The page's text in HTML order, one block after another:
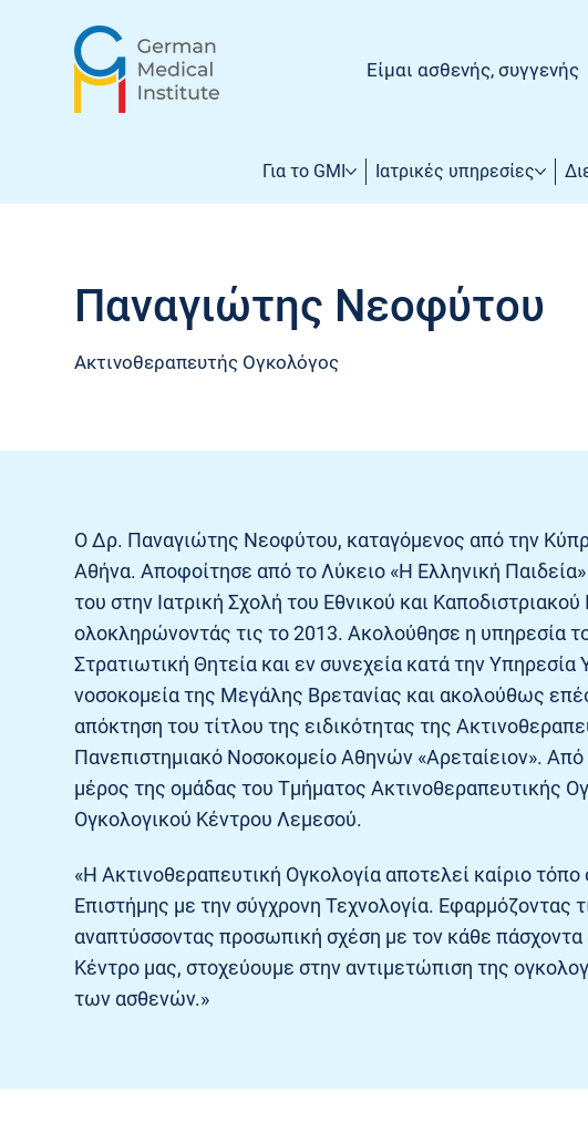
Είμαι ασθενής, συγγενής
Για το GMI Ιατρικές υπηρεσίες
Παναγιώτης Νεοφύτου
Ακτινοθεραπευτής Ογκολόγος
Ο Δρ. Παναγιώτης Νεοφύτου, καταγόμενος από την
Αθήνα. Αποφοίτησε από το Λύκειο «Η Ελληνική
του στην Ιατρική Σχολή του Εθνικού και
ολοκληρώνοντάς τις το 2013. Ακολούθησε η υπηρεσία
Στρατιωτική Θητεία και εν συνεχεία κατά την Υπηρεσία
νοσοκομεία της Μεγάλης Βρετανίας και ακολούθως
απόκτηση του τίτλου της ειδικότητας της
Πανεπιστημιακό Νοσοκομείο Αθηνών «Αρεταίειον». Από
μέρος της ομάδας του Τμήματος Ακτινοθεραπευτικής
Ογκολογικού Κέντρου Λεμεσού.
«Η Ακτινοθεραπευτική Ογκολογία αποτελεί καίριο τόπο
Επιστήμης με την σύγχρονη Τεχνολογία. Εφαρμόζοντας
αναπτύσσοντας προσωπική σχέση με τον κάθε
Κέντρο μας, στοχεύουμε στην αντιμετώπιση της
των ασθενών.»